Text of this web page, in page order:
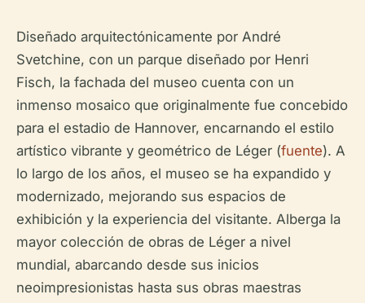
Diseñado arquitectónicamente por André
Svetchine, con un parque diseñado por Henri
Fisch, la fachada del museo cuenta con un
inmenso mosaico que originalmente fue concebido
para el estadio de Hannover, encarnando el estilo
artístico vibrante y geométrico de Léger (fuente). A
lo largo de los años, el museo se ha expandido y
modernizado, mejorando sus espacios de
exhibición y la experiencia del visitante. Alberga la
mayor colección de obras de Léger a nivel
mundial, abarcando desde sus inicios
neoimpresionistas hasta sus obras maestras